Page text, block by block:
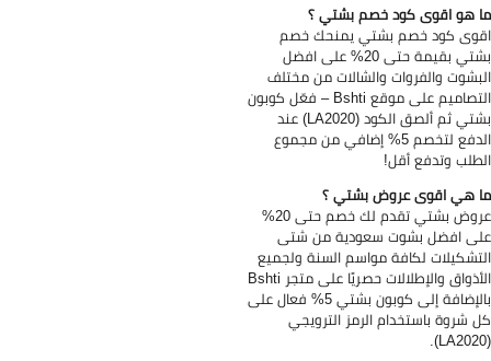
هو اقوى كود خصم بشتي ؟
كود خصم بشتي يمنحك خصم
بشتي بقيمة حتى 20% على افضل
والفروات والشالات من مختلف
التصاميم على موقع Bshti – فعّل كوبون
بشتي ثم ألصق الكود (LA2020) عند
الدفع لتخصم 5% إضافي من مجموع
وتدفع أقل!
هي اقوى عروض بشتي ؟
عروض بشتي تقدم لك خصم حتى 20%
افضل بشوت سعودية من شتى
لكافة مواسم السنة ولجميع
الأذواق والإطلالات حصريًا على متجر Bshti
بالإضافة إلى كوبون بشتي 5% فعال على
شروة باستخدام الرمز الترويجي